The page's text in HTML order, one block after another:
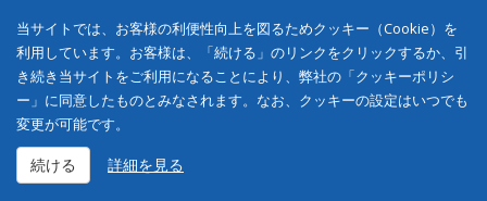
当サイトでは、お客様の利便性向上を図るためクッキー（Cookie）を
利用しています。お客様は、「続ける」のリンクをクリックするか、引
き続き当サイトをご利用になることにより、弊社の「クッキーポリシ
ー」に同意したものとみなされます。なお、クッキーの設定はいつでも
変更が可能です。
続ける 詳細を見る